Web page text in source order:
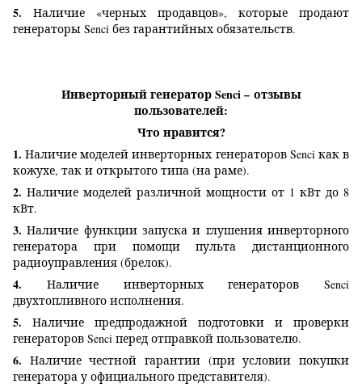
5. Наличие «черных продавцов», которые продают
генераторы Senci без гарантийных обязательств.
Инверторный генератор Senci– отзывы
пользователей:
Что нравится?
1. Наличие моделей инверторных генераторов Senci как в
кожухе, так и открытого типа (на раме).
2. Наличие моделей различной мощности от 1 кВт до 8
кВт.
3. Наличие функции запуска и глушения инверторного
генератора при помощи пульта дистанционного
радиоуправления (брелок).
4. Наличие инверторных генераторов Senci
двухтопливного исполнения.
5. Наличие предпродажной подготовки и проверки
генераторов Senci перед отправкой пользователю.
6. Наличие честной гарантии (при условии покупки
генератора у официального представителя).